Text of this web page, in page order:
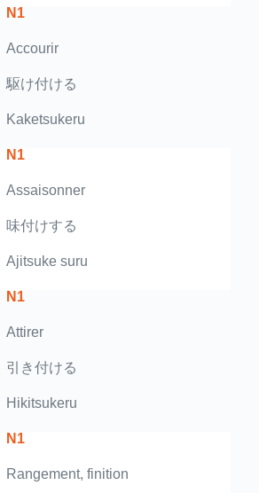
N1
Accourir
駆け付ける
Kaketsukeru
N1
Assaisonner
味付けする
Ajitsuke suru
N1
Attirer
引き付ける
Hikitsukeru
N1
Rangement, finition